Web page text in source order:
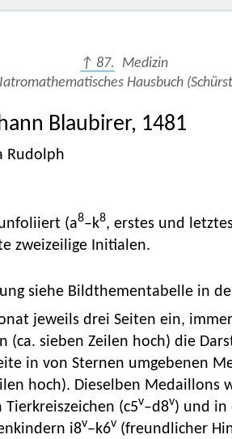
↑ 87.
Medizin
Hausbuch
Blaubirer, 1481
Rudolph
(a8–k8, erstes und
zweizeilige Initialen.
siehe Bildthementabelle in
jeweils drei Seiten ein,
(ca. sieben Zeilen hoch) die
in von Sternen umgebenen
hoch). Dieselben Medaillons
(c5v–d8v) und in
i8v–k6v (freundlicher